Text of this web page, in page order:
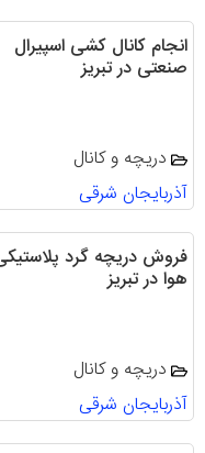
انجام کانال کشی اسپیرال
صنعتی در تبریز
دریچه و کانال
آذربایجان شرقی
فروش دریچه گرد
هوا در تبریز
دریچه و کانال
آذربایجان شرقی